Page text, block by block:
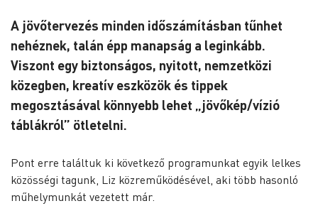
A jövőtervezés minden időszámításban tűnhet
nehéznek, talán épp manapság a leginkább.
Viszont egy biztonságos, nyitott, nemzetközi
közegben, kreatív eszközök és tippek
megosztásával könnyebb lehet „jövőkép/vízió
táblákról” ötletelni.
Pont erre találtuk ki következő programunkat egyik lelkes
közösségi tagunk, Liz közreműködésével, aki több hasonló
műhelymunkát vezetett már.